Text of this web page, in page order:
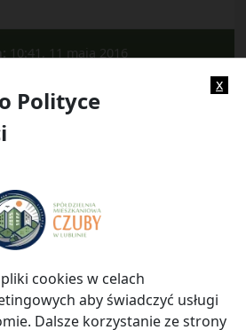
10:41, 11 maja 2016
6, 20-538 Lublin
E-mail: info@smczuby.pl
x
Polityce
cookies w celach
aby świadczyć usługi
Dalsze korzystanie ze strony